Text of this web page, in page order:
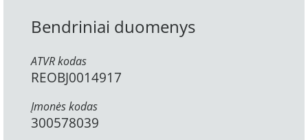
Bendriniai duomenys
ATVR kodas
REOBJ0014917
Įmonės kodas
300578039